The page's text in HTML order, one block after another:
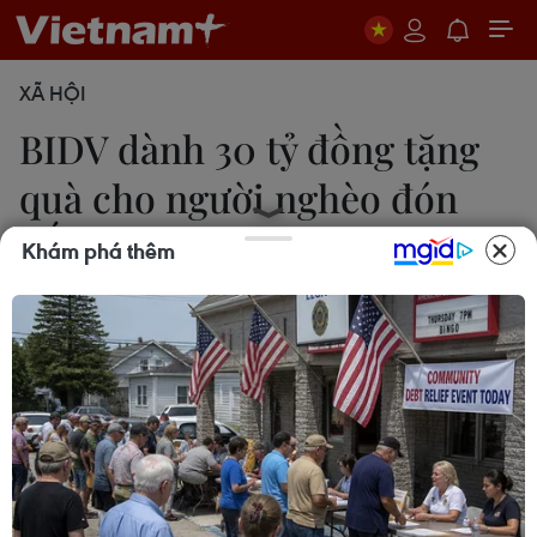
XÃ HỘI
BIDV dành 30 tỷ đồng tặng
quà cho người nghèo đón
Tết
21/01/2021 09:31
BIDV dành tặng 60.000 suất quà trị giá mỗi suất
500.000 đồng để dành tặng cho các gia đình
thương binh liệt sỹ, công nhân viên chức lao động
nghèo, bệnh nhân nghèo... đón Tết.
Khám phá thêm